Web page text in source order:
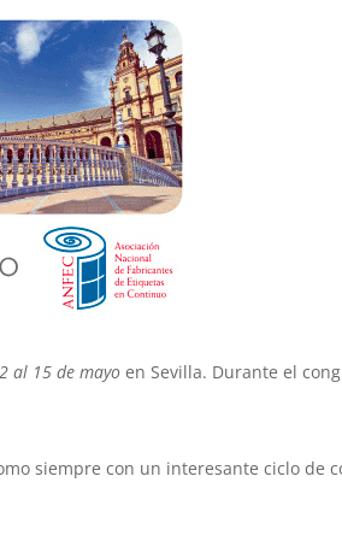
al 15 de mayo en Sevilla. Durante el
siempre con un interesante ciclo de